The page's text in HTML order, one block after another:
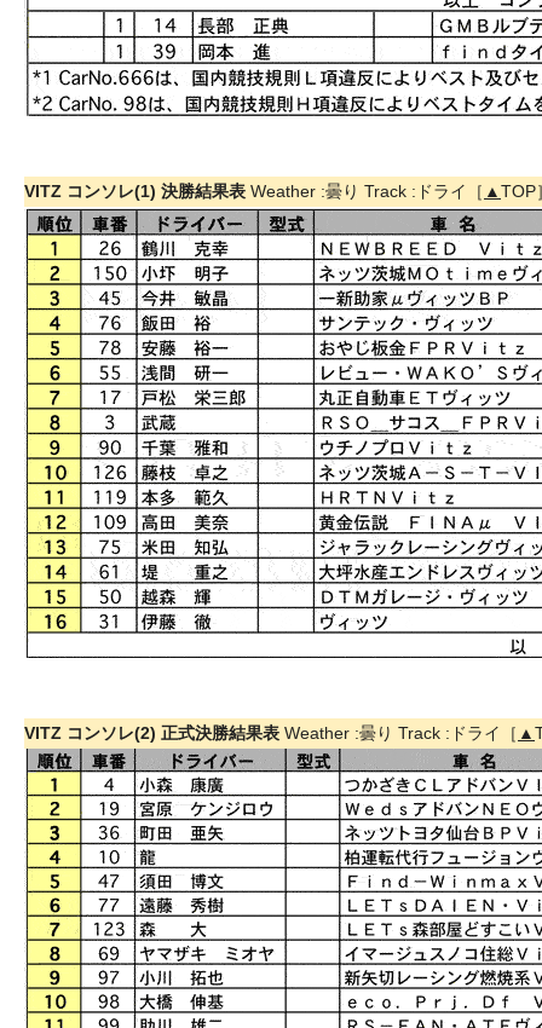
VITZ コンソレ(1) 決勝結果表 Weather :曇り Track :ドライ［ ▲TOP
VITZ コンソレ(2) 正式決勝結果表 Weather :曇り Track :ドライ［ ▲